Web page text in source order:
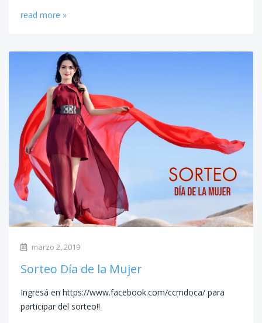
read more »
marzo 2, 2019
Sorteo Día de la Mujer
Ingresá en https://www.facebook.com/ccmdoca/ para
participar del sorteo!!